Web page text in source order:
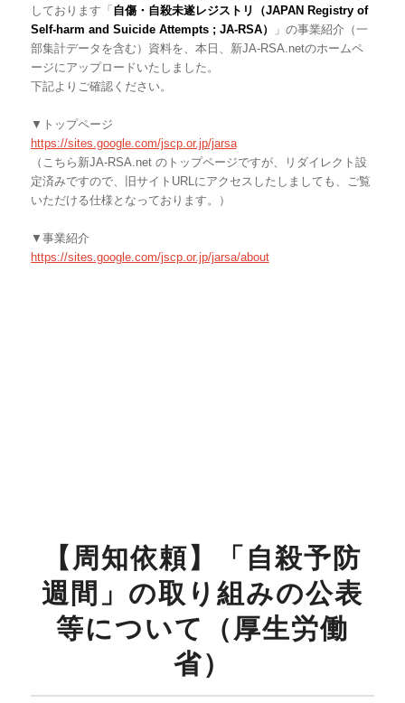
しております「 自傷・自殺未遂レジストリ（JAPAN Registry of
Self‐harm and Suicide Attempts ; JA-RSA）
」の事業紹介（一
部集計データを含む）資料を、 本日、新JA-RSA. netのホームペ
ージにアップロードいたしました。
下記よりご確認ください。
▼トップページ
https://sites.google.com/jscp.or.jp/jarsa
（こちら新JA-RSA.netのトップページですが、リダイレクト設
定済みですので、
旧サイトURLにアクセスしたしましても、ご覧
いただける仕様となっております。）
▼事業紹介
https://sites.google.com/jscp.or.jp/jarsa/about
【周知依頼】「自殺予防
週間」の取り組みの公表
等について（厚生労働
省）